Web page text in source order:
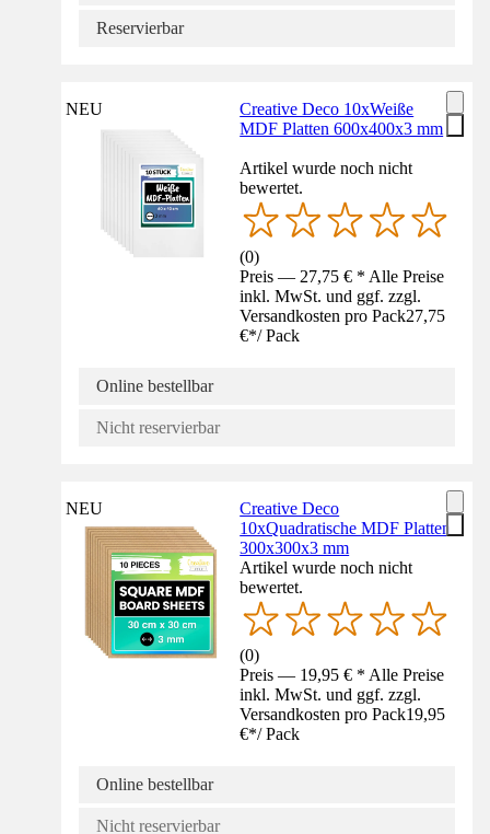
Reservierbar
NEU
Creative Deco 10xWeiße
MDF Platten 600x400x3 mm
Artikel wurde noch nicht
bewertet.
(0)
Preis — 27,75 € * Alle Preise
inkl. MwSt. und ggf. zzgl.
Versandkosten pro Pack27,75
€*/ Pack
Online bestellbar
Nicht reservierbar
NEU
Creative Deco
10xQuadratische MDF Platten
300x300x3 mm
Artikel wurde noch nicht
bewertet.
(0)
Preis — 19,95 € * Alle Preise
inkl. MwSt. und ggf. zzgl.
Versandkosten pro Pack19,95
€*/ Pack
Online bestellbar
Nicht reservierbar